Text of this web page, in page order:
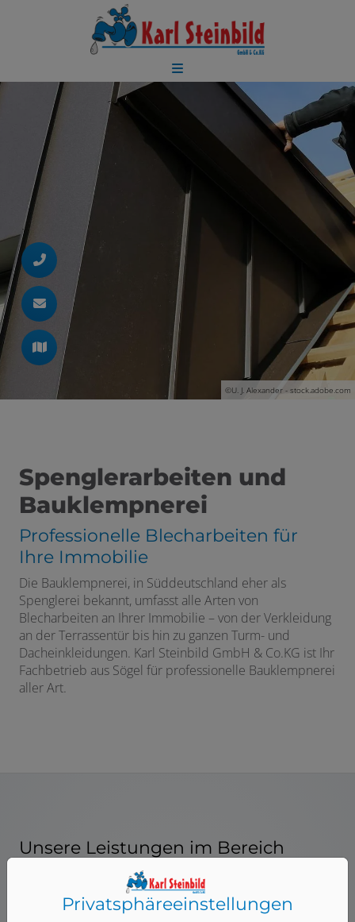
©U. J. Alexander - stock.adobe.com
Spenglerarbeiten und
Bauklempnerei
Professionelle Blecharbeiten für
Ihre Immobilie
Die Bauklempnerei, in Süddeutschland eher als
Spenglerei bekannt, umfasst alle Arten von
Blecharbeiten an Ihrer Immobilie – von der Verkleidung
an der Terrassentür bis hin zu ganzen Turm- und
Dacheinkleidungen. Karl Steinbild GmbH & Co.KG ist Ihr
Fachbetrieb aus Sögel für professionelle Bauklempnerei
aller Art.
Unsere Leistungen im Bereich
Spenglerarbeiten
schließen
und schließen
öffnen und schließen
und schließen
öffnen und schließen
Privatsphäre­einstellungen